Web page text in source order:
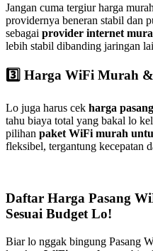
Jangan cuma tergiur harga
providernya beneran stabil dan
sebagai provider internet
lebih stabil dibanding jaringan
3️⃣ Harga WiFi Murah
Lo juga harus cek harga
tahu biaya total yang bakal lo
pilihan paket WiFi murah
fleksibel, tergantung kecepatan
Daftar Harga Pasang
Sesuai Budget Lo!
Biar lo nggak bingung Pasang